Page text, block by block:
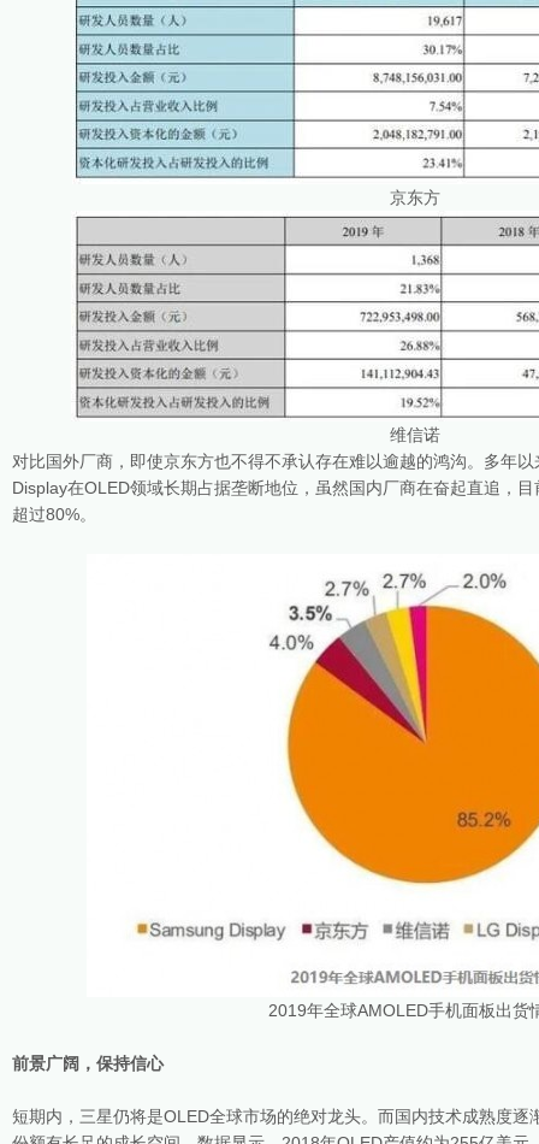
京东方
维信诺
对比国外厂商，即使京东方也不得不承认存在难以逾越的鸿沟。多年
Display在OLED领域长期占据垄断地位，虽然国内厂商在奋起直追，
超过80%。
2019年全球AMOLED手机面板出货
前景广阔，保持信心
短期内，三星仍将是OLED全球市场的绝对龙头。而国内技术成熟度